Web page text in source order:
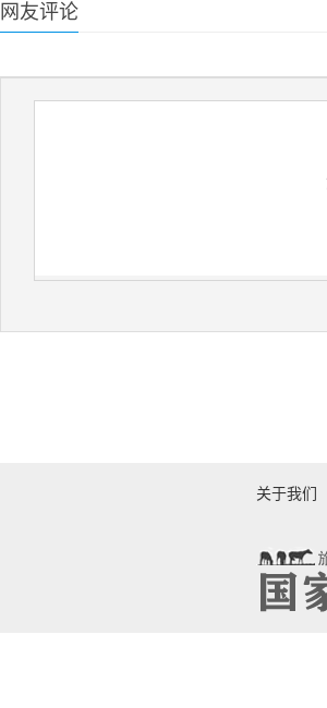
网友评论
关于我们